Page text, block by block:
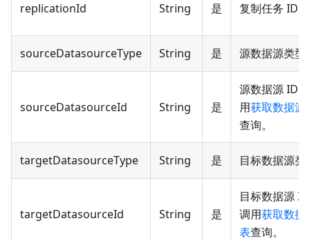
replicationId String 是 复制任务 ID。
sourceDatasourceType String 是 源数据源类型
sourceDatasourceId String 是
源数据源 ID
用获取数据源
查询。
targetDatasourceType String 是 目标数据源类
targetDatasourceId String 是
目标数据源
调用获取数据
表查询。